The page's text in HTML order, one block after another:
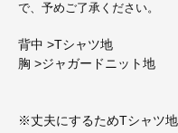
で、予めご了承ください。
背中 >Tシャツ地
胸 >ジャガードニット地
※丈夫にするためTシャツ